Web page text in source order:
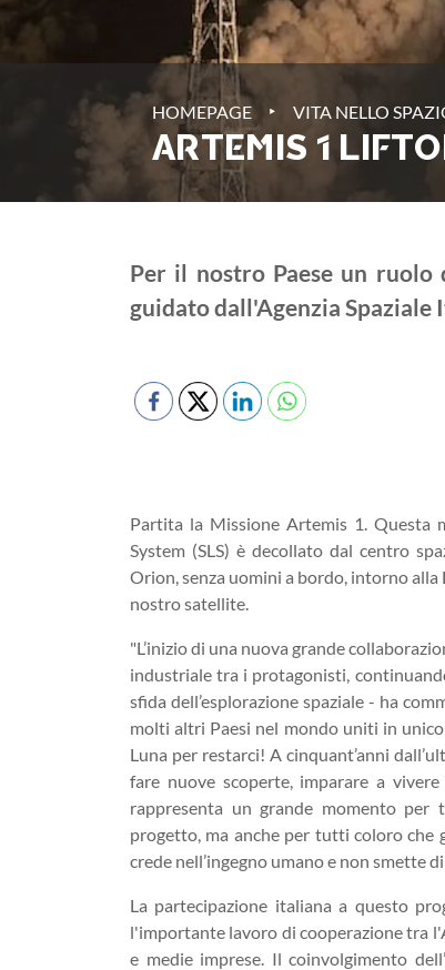
HOMEPAGE ‣ VITA NELLO
ARTEMIS 1
Per il nostro Paese un
guidato dall'Agenzia Spaziale
Partita la Missione Artemis 1. Questa
System (SLS) è decollato dal centro
Orion, senza uomini a bordo, intorno alla
nostro satellite.
"L’inizio di una nuova grande
industriale tra i protagonisti,
sfida dell’esplorazione spaziale - ha
molti altri Paesi nel mondo uniti in
Luna per restarci! A cinquant’anni
fare nuove scoperte, imparare a
rappresenta un grande momento
progetto, ma anche per tutti coloro che
crede nell’ingegno umano e non smette
La partecipazione italiana a questo
l'importante lavoro di cooperazione tra
e medie imprese. Il coinvolgimento